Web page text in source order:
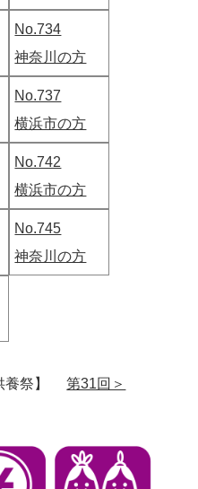
No.734
神奈川の方
No.737
横浜市の方
No.742
横浜市の方
No.745
神奈川の方
養祭】第31回＞